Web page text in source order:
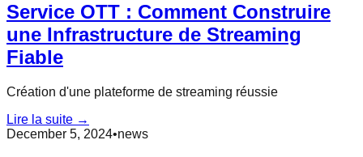
Service OTT : Comment Construire
une Infrastructure de Streaming
Fiable
Création d'une plateforme de streaming réussie
Lire la suite →
December 5, 2024•news